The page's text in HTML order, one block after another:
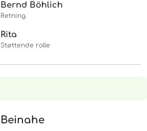
Bernd Böhlich
Retning
Rita
Støttende rolle
Beinahe